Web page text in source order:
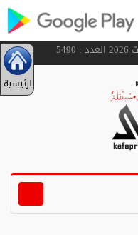
الرئيسية